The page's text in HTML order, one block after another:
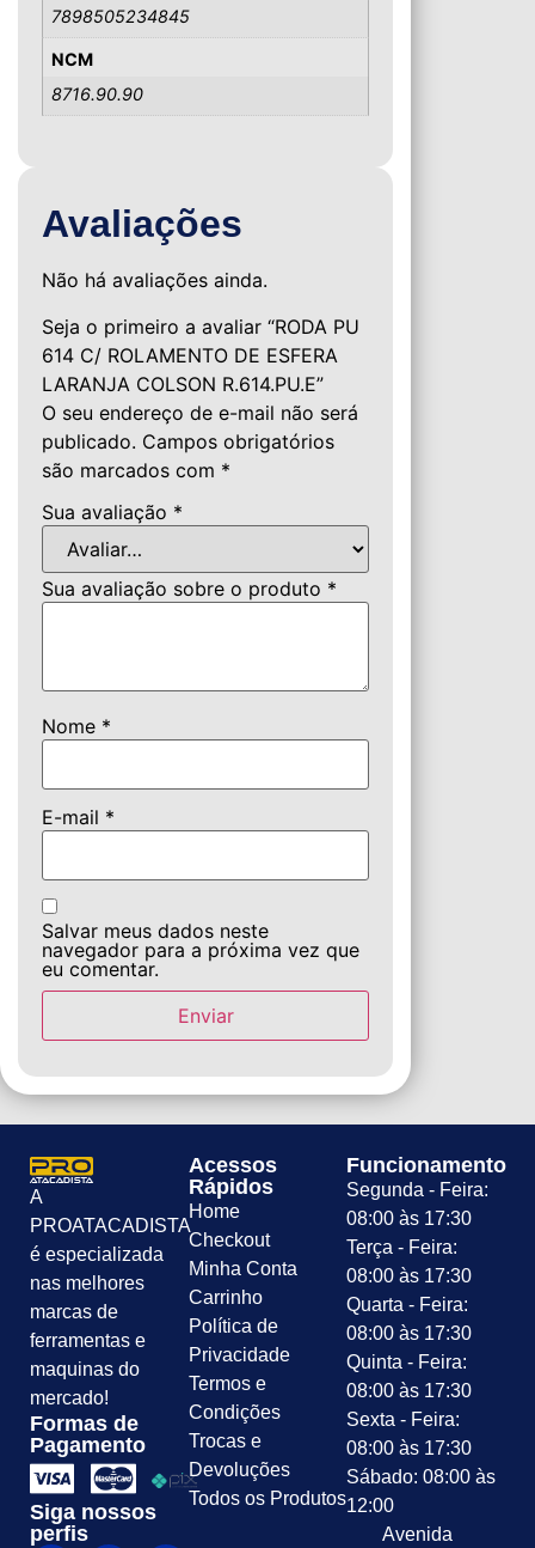
7898505234845
NCM
8716.90.90
Avaliações
Não há avaliações ainda.
Seja o primeiro a avaliar “RODA PU
614 C/ ROLAMENTO DE ESFERA
LARANJA COLSON R.614.PU.E”
O seu endereço de e-mail não será
publicado. Campos obrigatórios
são marcados com *
Sua avaliação *
Sua avaliação sobre o produto *
Nome *
E-mail *
Salvar meus dados neste
navegador para a próxima vez que
eu comentar.
A
PROATACADISTA
é especializada
nas melhores
marcas de
ferramentas e
maquinas do
mercado!
Formas de
Pagamento
Siga nossos
perfis
Acessos
Rápidos
Home
Checkout
Minha Conta
Carrinho
Política de
Privacidade
Termos e
Condições
Trocas e
Devoluções
Todos os Produtos
Funcionamento
Segunda - Feira:
08:00 às 17:30
Terça - Feira:
08:00 às 17:30
Quarta - Feira:
08:00 às 17:30
Quinta - Feira:
08:00 às 17:30
Sexta - Feira:
08:00 às 17:30
Sábado: 08:00 às
12:00
Avenida